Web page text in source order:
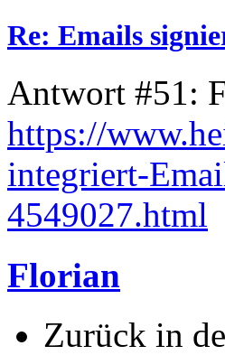
Re: Emails
Antwort #51:
https://
integriert-
4549027.html
Florian
Zurück in